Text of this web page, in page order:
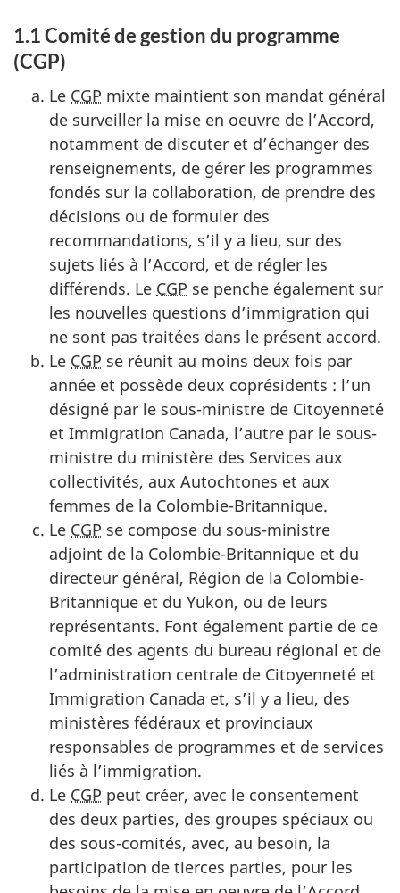
1.1 Comité de gestion du programme
(CGP)
Le CGP mixte maintient son mandat général
de surveiller la mise en oeuvre de l’Accord,
notamment de discuter et d’échanger des
renseignements, de gérer les programmes
fondés sur la collaboration, de prendre des
décisions ou de formuler des
recommandations, s’il y a lieu, sur des
sujets liés à l’Accord, et de régler les
différends. Le CGP se penche également sur
les nouvelles questions d’immigration qui
ne sont pas traitées dans le présent accord.
Le CGP se réunit au moins deux fois par
année et possède deux coprésidents : l’un
désigné par le sous-ministre de Citoyenneté
et Immigration Canada, l’autre par le sous-
ministre du ministère des Services aux
collectivités, aux Autochtones et aux
femmes de la Colombie-Britannique.
Le CGP se compose du sous-ministre
adjoint de la Colombie-Britannique et du
directeur général, Région de la Colombie-
Britannique et du Yukon, ou de leurs
représentants. Font également partie de ce
comité des agents du bureau régional et de
l’administration centrale de Citoyenneté et
Immigration Canada et, s’il y a lieu, des
ministères fédéraux et provinciaux
responsables de programmes et de services
liés à l’immigration.
Le CGP peut créer, avec le consentement
des deux parties, des groupes spéciaux ou
des sous-comités, avec, au besoin, la
participation de tierces parties, pour les